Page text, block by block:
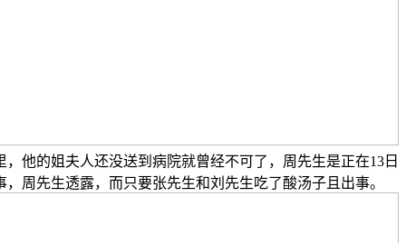
他的姐夫人还没送到病院就曾经不可了，周先生是正在13日
周先生透露，而只要张先生和刘先生吃了酸汤子且出事。